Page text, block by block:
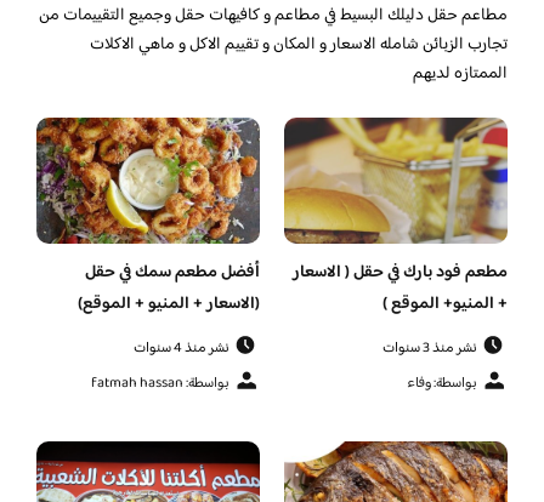
مطاعم حقل دليلك البسيط في مطاعم و كافيهات حقل وجميع التقييمات من
تجارب الزبائن شامله الاسعار و المكان و تقييم الاكل و ماهي الاكلات
الممتازه لديهم
مطعم فود بارك في حقل ( الاسعار
+ المنيو+ الموقع )
نشر منذ 3 سنوات
بواسطة: وفاء
أفضل مطعم سمك في حقل
(الاسعار + المنيو + الموقع)
نشر منذ 4 سنوات
بواسطة: fatmah hassan